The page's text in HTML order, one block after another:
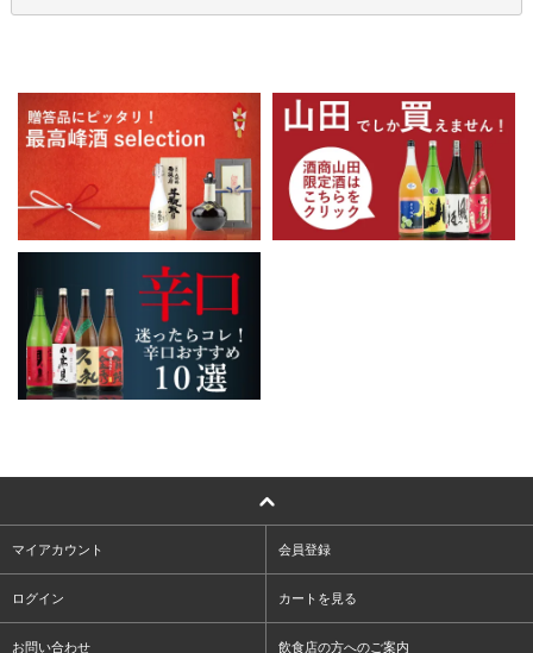
マイアカウント 会員登録
ログイン カートを見る
お問い合わせ 飲食店の方へのご案内